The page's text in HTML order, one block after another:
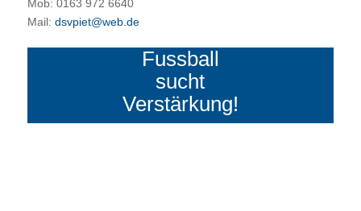
Mob: 0163 972 6640
Mail: dsvpiet@web.de
Fussball
sucht
Verstärkung!